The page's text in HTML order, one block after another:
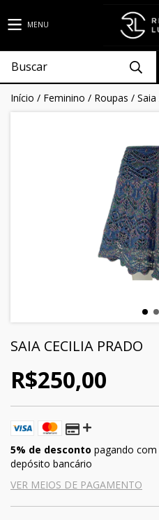
MENU
Início / Feminino / Roupas / Saia
SAIA CECILIA PRADO
R$250,00
5% de desconto pagando
depósito bancário
VER MEIOS DE PAGAMENTO